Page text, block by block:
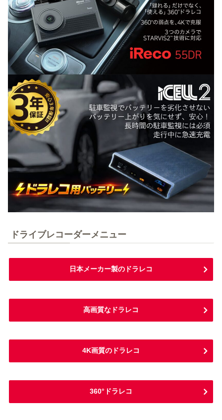
ドライブレコーダーメニュー
日本メーカー製のドラレコ
高画質なドラレコ
4K画質のドラレコ
360°ドラレコ